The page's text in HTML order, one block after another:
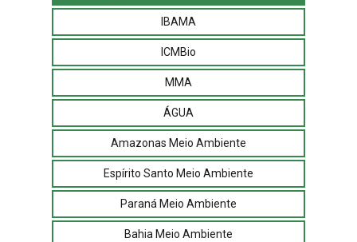
IBAMA
ICMBio
MMA
ÁGUA
Amazonas Meio Ambiente
Espírito Santo Meio Ambiente
Paraná Meio Ambiente
Bahia Meio Ambiente